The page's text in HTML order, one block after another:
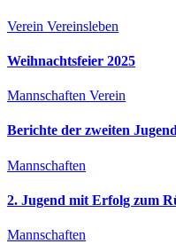
Verein Vereinsleben
Weihnachtsfeier 2025
Mannschaften Verein
Berichte der zweiten
Mannschaften
2. Jugend mit Erfolg zum
Mannschaften